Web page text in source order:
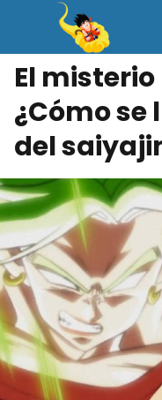
El
¿Cómo
del